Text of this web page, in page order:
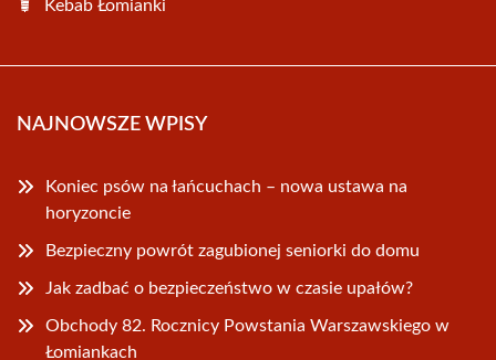
Kebab Łomianki
NAJNOWSZE WPISY
Koniec psów na łańcuchach – nowa ustawa na
horyzoncie
Bezpieczny powrót zagubionej seniorki do domu
Jak zadbać o bezpieczeństwo w czasie upałów?
Obchody 82. Rocznicy Powstania Warszawskiego w
Łomiankach